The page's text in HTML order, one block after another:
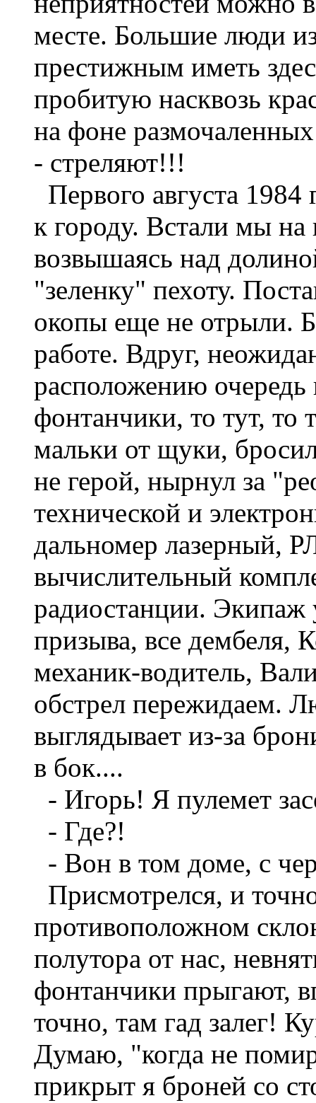
месте. Большие люди
престижным иметь
пробитую насквозь
на фоне
- стреляют!!!
Первого августа
к городу. Встали мы
возвышаясь над
"зеленку" пехоту.
окопы еще не отрыли.
работе. Вдруг,
расположению
фонтанчики, то тут, то
мальки от щуки,
не герой, нырнул за
технической и
дальномер лазерный,
вычислительный
радиостанции. Экипаж
призыва, все дембеля,
механик-водитель,
обстрел пережидаем.
выглядывает из-за
в бок....
- Игорь! Я пулемет
- Где?!
- Вон в том доме, с
Присмотрелся, и
противоположном
полутора от нас,
фонтанчики прыгают,
точно, там гад залег!
Думаю, "когда не
прикрыт я броней со